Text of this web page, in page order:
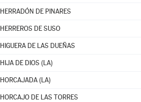
HERRADÓN DE PINARES
HERREROS DE SUSO
HIGUERA DE LAS DUEÑAS
HIJA DE DIOS (LA)
HORCAJADA (LA)
HORCAJO DE LAS TORRES